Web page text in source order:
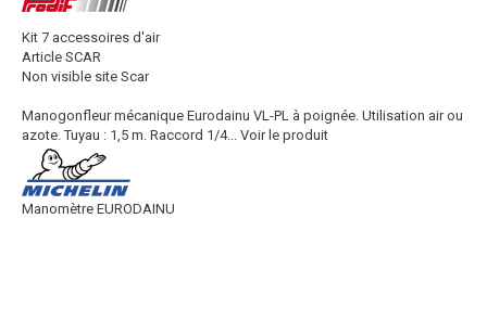
Kit 7 accessoires d'air
Article SCAR
Non visible site Scar
Manogonfleur mécanique Eurodainu VL-PL à poignée. Utilisation air ou
azote. Tuyau : 1,5 m. Raccord 1/4... Voir le produit
Manomètre EURODAINU